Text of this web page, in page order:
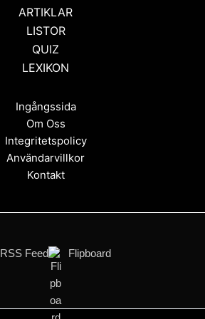
ARTIKLAR
LISTOR
QUIZ
LEXIKON
Ingångssida
Om Oss
Integritetspolicy
Användarvillkor
Kontakt
RSS Feed Flipboard